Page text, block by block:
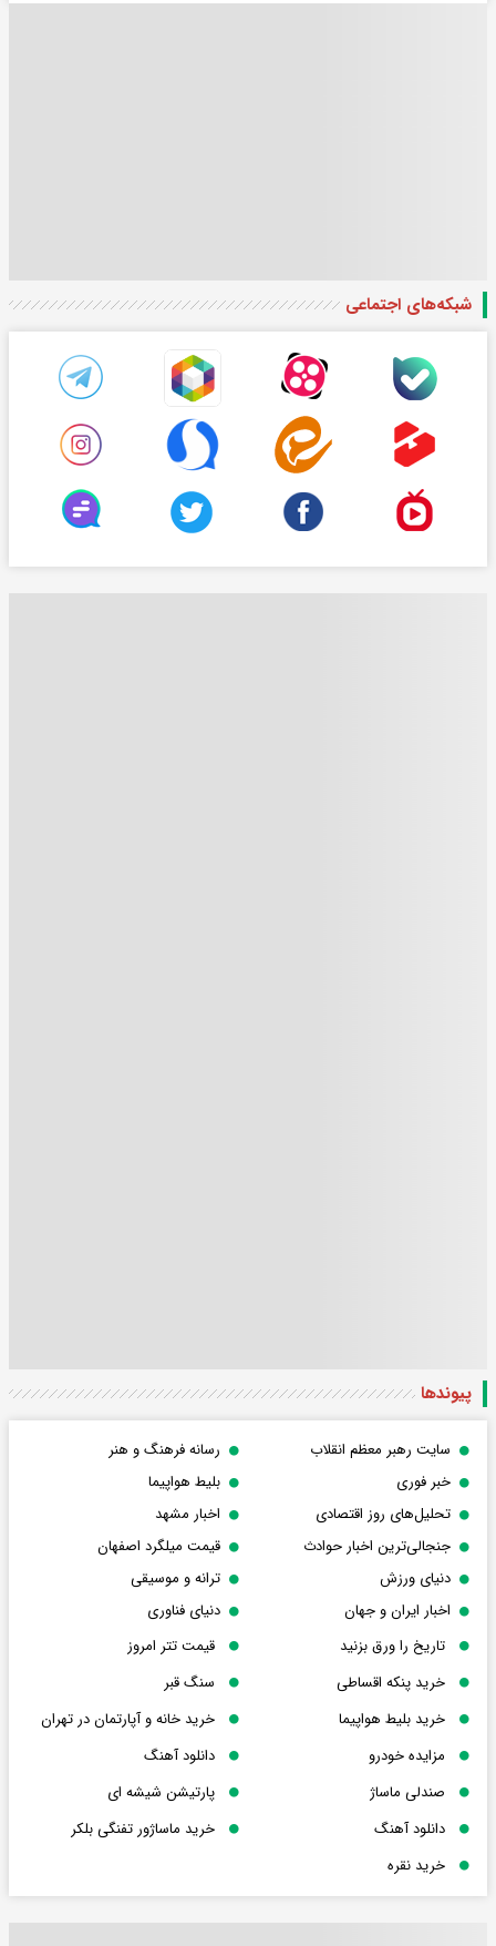
شبکه‌های اجتماعی
پیوندها
سایت رهبر معظم انقلاب
رسانه فرهنگ و هنر
خبر فوری
بلیط هواپیما
تحلیل‌های روز اقتصادی
اخبار مشهد
جنجالی‌ترین اخبار حوادث
قیمت میلگرد اصفهان
دنیای ورزش
ترانه و موسیقی
اخبار ایران و جهان
دنیای فناوری
تاریخ را ورق بزنید
قیمت تتر امروز
خرید پنکه اقساطی
سنگ قبر
خرید بلیط هواپیما
خرید خانه و آپارتمان در تهران
مزایده خودرو
دانلود آهنگ
صندلی ماساژ
پارتیشن شیشه ای
دانلود آهنگ
خرید ماساژور تفنگی بلکر
خرید نقره